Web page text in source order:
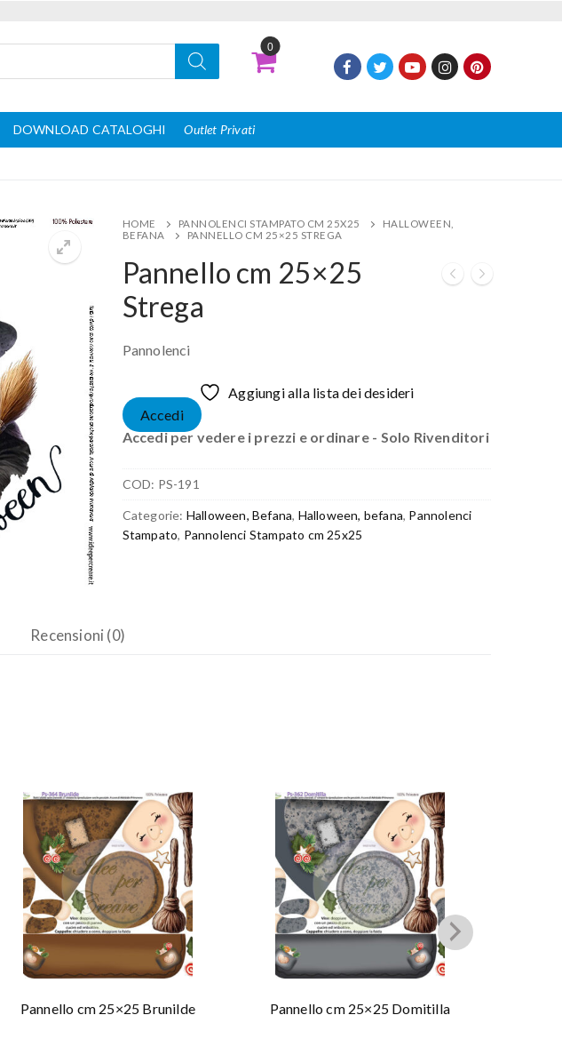
0
DOWNLOAD CATALOGHI Outlet Privati
HOME PANNOLENCI STAMPATO CM 25X25
HALLOWEEN,
BEFANA
PANNELLO CM 25×25 STREGA
Pannello cm 25×25
Strega
Pannolenci
Aggiungi alla lista dei desideri
Accedi
Accedi per vedere i prezzi e ordinare - Solo Rivenditori
COD: PS-191
Categorie: Halloween, Befana, Halloween, befana, Pannolenci
Stampato, Pannolenci Stampato cm 25x25
Recensioni (0)
Pannello cm 25×25 Brunilde Pannello cm 25×25 Domitilla